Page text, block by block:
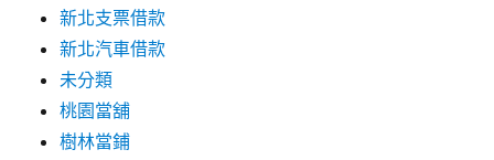
新北支票借款
新北汽車借款
未分類
桃園當舖
樹林當鋪